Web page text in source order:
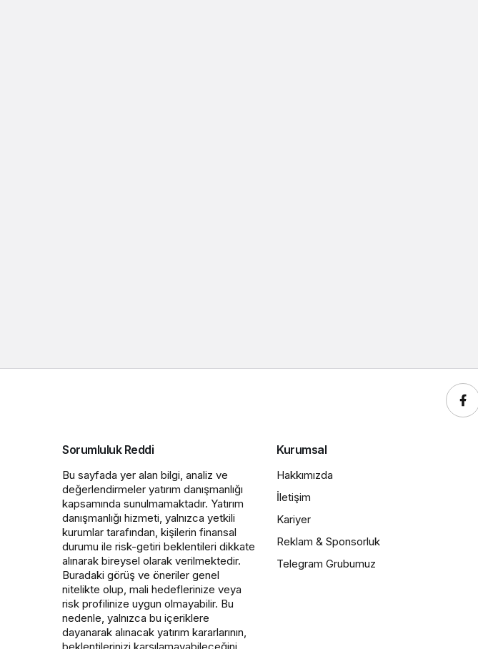
Sorumluluk Reddi
Bu sayfada yer alan bilgi, analiz ve
değerlendirmeler yatırım danışmanlığı
kapsamında sunulmamaktadır. Yatırım
danışmanlığı hizmeti, yalnızca yetkili
kurumlar tarafından, kişilerin finansal
durumu ile risk-getiri beklentileri dikkate
alınarak bireysel olarak verilmektedir.
Buradaki görüş ve öneriler genel
nitelikte olup, mali hedeflerinize veya
risk profilinize uygun olmayabilir. Bu
nedenle, yalnızca bu içeriklere
dayanarak alınacak yatırım kararlarının,
Kurumsal
Hakkımızda
İletişim
Kariyer
Reklam & Sponsorluk
Telegram Grubumuz